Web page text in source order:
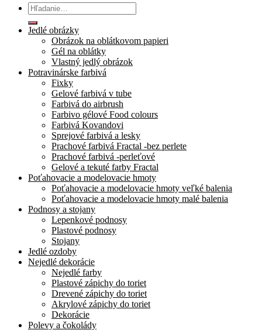
Hľadať:
Jedlé obrázky
Obrázok na oblátkovom papieri
Gél na oblátky
Vlastný jedlý obrázok
Potravinárske farbivá
Fixky
Gelové farbivá v tube
Farbivá do airbrush
Farbivo gélové Food colours
Farbivá Kovandovi
Sprejové farbivá a lesky
Prachové farbivá Fractal -bez perlete
Prachové farbivá -perleťové
Gelové a tekuté farby Fractal
Poťahovacie a modelovacie hmoty
Poťahovacie a modelovacie hmoty veľké balenia
Poťahovacie a modelovacie hmoty malé balenia
Podnosy a stojany
Lepenkové podnosy
Plastové podnosy
Stojany
Jedlé ozdoby
Nejedlé dekorácie
Nejedlé farby
Plastové zápichy do toriet
Drevené zápichy do toriet
Akrylové zápichy do toriet
Dekorácie
Polevy a čokolády